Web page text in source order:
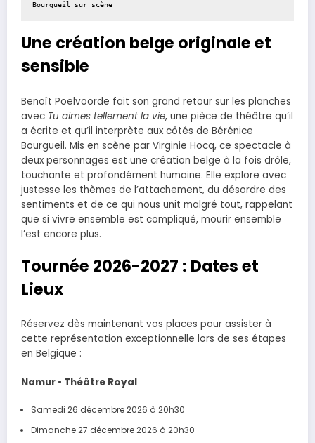
Bourgueil sur scène
Une création belge originale et
sensible
Benoît Poelvoorde fait son grand retour sur les planches
avec Tu aimes tellement la vie, une pièce de théâtre qu’il
a écrite et qu’il interprète aux côtés de Bérénice
Bourgueil. Mis en scène par Virginie Hocq, ce spectacle à
deux personnages est une création belge à la fois drôle,
touchante et profondément humaine. Elle explore avec
justesse les thèmes de l’attachement, du désordre des
sentiments et de ce qui nous unit malgré tout, rappelant
que si vivre ensemble est compliqué, mourir ensemble
l’est encore plus.
Tournée 2026-2027 : Dates et
Lieux
Réservez dès maintenant vos places pour assister à
cette représentation exceptionnelle lors de ses étapes
en Belgique :
Namur • Théâtre Royal
Samedi 26 décembre 2026 à 20h30
Dimanche 27 décembre 2026 à 20h30